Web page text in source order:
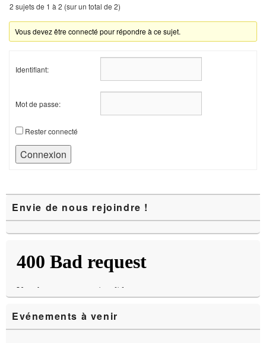
2 sujets de 1 à 2 (sur un total de 2)
Vous devez être connecté pour répondre à ce sujet.
Identifiant:
Mot de passe:
Rester connecté
Connexion
principale
de
widget
barre
Envie de nous rejoindre !
Evénements à venir